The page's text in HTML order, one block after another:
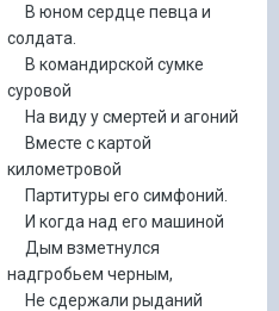
В юном сердце певца и
солдата.
В командирской сумке
суровой
На виду у смертей и агоний
Вместе с картой
километровой
Партитуры его симфоний.
И когда над его машиной
Дым взметнулся
надгробьем черным,
Не сдержали рыданий